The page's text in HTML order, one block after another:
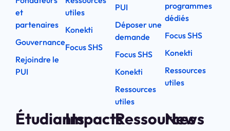
et
partenaires
Gouvernance
Rejoindre le
PUI
utiles
Konekti
Focus SHS
PUI
Déposer une
demande
Focus SHS
Konekti
Ressources
utiles
programmes
dédiés
Focus SHS
Konekti
Ressources
utiles
ÉtudiantsImpactsRessources
News